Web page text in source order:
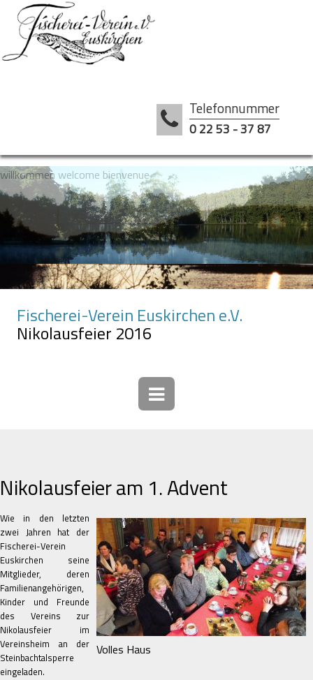
Telefonnummer
0 22 53 - 37 87
willkommen welcome bienvenue
Fischerei-Verein Euskirchen e.V.
Nikolausfeier 2016
Nikolausfeier am 1. Advent
Volles Haus
Wie in den letzten
zwei Jahren hat der
Fischerei-Verein
Euskirchen seine
Mitglieder, deren
Familienangehörigen,
Kinder und Freunde
des Vereins zur
Nikolausfeier im
Vereinsheim an der
Steinbachtalsperre
eingeladen.